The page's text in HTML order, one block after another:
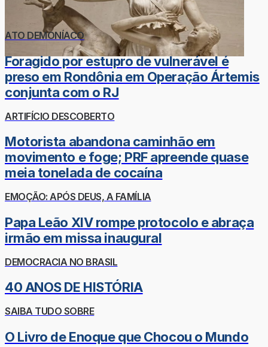
ATO DEMONÍACO
Foragido por estupro de vulnerável é
preso em Rondônia em Operação Ártemis
conjunta com o RJ
ARTIFÍCIO DESCOBERTO
Motorista abandona caminhão em
movimento e foge; PRF apreende quase
meia tonelada de cocaína
EMOÇÃO: APÓS DEUS, A FAMÍLIA
Papa Leão XIV rompe protocolo e abraça
irmão em missa inaugural
DEMOCRACIA NO BRASIL
40 ANOS DE HISTÓRIA
SAIBA TUDO SOBRE
O Livro de Enoque que Chocou o Mundo